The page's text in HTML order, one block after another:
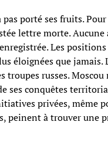
pas porté ses fruits.
lettre morte. Aucune
Les
éloignées que jamais.
troupes russes. Moscou
ses conquêtes
privées, même
peinent à trouver une